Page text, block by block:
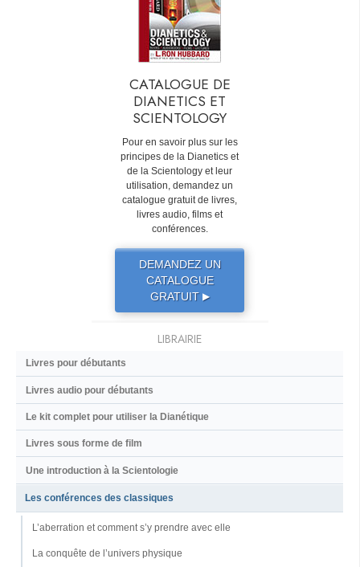
CATALOGUE DE
DIANETICS ET
SCIENTOLOGY
Pour en savoir plus sur les
principes de la Dianetics et
de la Scientology et leur
utilisation, demandez un
catalogue gratuit de livres,
livres audio, films et
conférences.
DEMANDEZ UN
CATALOGUE
GRATUIT ▶
LIBRAIRIE
Livres pour débutants
Livres audio pour débutants
Le kit complet pour utiliser la Dianétique
Livres sous forme de film
Une introduction à la Scientologie
Les conférences des classiques
L’aberration et comment s’y prendre avec elle
La conquête de l’univers physique